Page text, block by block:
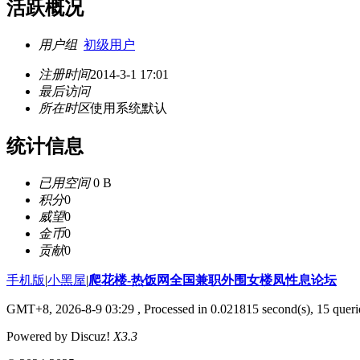
活跃概况
用户组 初级用户
注册时间2014-3-1 17:01
最后访问
所在时区使用系统默认
统计信息
已用空间0 B
积分0
威望0
金币0
贡献0
手机版|小黑屋|爬花楼-热饭网全国兼职外围女楼凤性息论坛
GMT+8, 2026-8-9 03:29 , Processed in 0.021815 second(s), 15
Powered by Discuz! X3.3